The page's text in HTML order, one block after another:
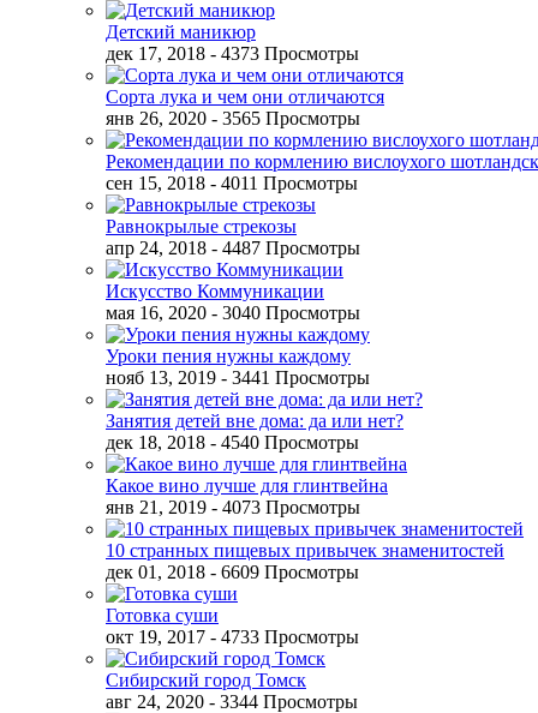
Детский маникюр
дек 17, 2018 - 4373 Просмотры
Сорта лука и чем они отличаются
янв 26, 2020 - 3565 Просмотры
Рекомендации по кормлению вислоухого
сен 15, 2018 - 4011 Просмотры
Равнокрылые стрекозы
апр 24, 2018 - 4487 Просмотры
Искусство Коммуникации
мая 16, 2020 - 3040 Просмотры
Уроки пения нужны каждому
нояб 13, 2019 - 3441 Просмотры
Занятия детей вне дома: да или нет?
дек 18, 2018 - 4540 Просмотры
Какое вино лучше для глинтвейна
янв 21, 2019 - 4073 Просмотры
10 странных пищевых привычек знаменитостей
дек 01, 2018 - 6609 Просмотры
Готовка суши
окт 19, 2017 - 4733 Просмотры
Сибирский город Томск
авг 24, 2020 - 3344 Просмотры